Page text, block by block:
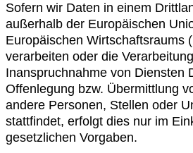
Sofern wir Daten in einem
außerhalb der Europäischen
Europäischen Wirtschaftsraums
verarbeiten oder die
Inanspruchnahme von Diensten
Offenlegung bzw. Übermittlung
andere Personen, Stellen oder
stattfindet, erfolgt dies nur im
gesetzlichen Vorgaben.